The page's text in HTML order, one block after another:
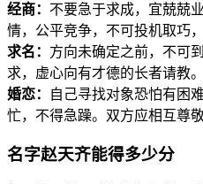
经商： 不要急于求成，宜兢兢
情，公平竞争，不可投机取巧
求名： 方向未确定之前，不可
求，虚心向有才德的长者请教。
婚恋：
自己寻找对象恐怕有困
忙，不得急躁。双方应相互尊
名字赵天齐能得多少分